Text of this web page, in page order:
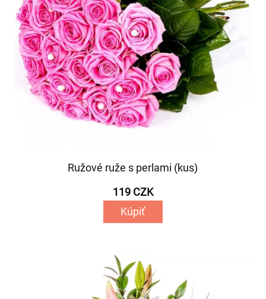
Ružové ruže s perlami (kus)
119 CZK
Kúpiť